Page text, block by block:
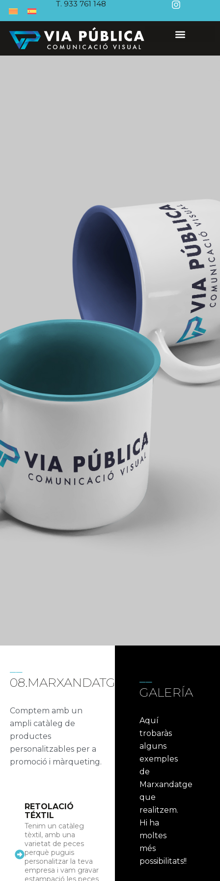
T. 933 761 148
08.MARXANDATGE
Comptem amb un
ampli catàleg de
productes
personalitzables per a
promoció i màrqueting.
RETOLACIÓ
TÉXTIL
Tenim un catàleg
tèxtil, amb una
varietat de peces
perquè puguis
personalitzar la teva
empresa i vam gravar
estampació les peces
GALERÍA
Aquí
trobaràs
alguns
exemples
de
Marxandatge
que
realitzem.
Hi ha
moltes
més
possibilitats!!